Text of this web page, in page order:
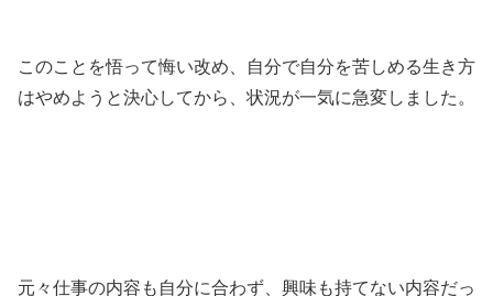
このことを悟って悔い改め、自分で自分を苦しめる生き方
はやめようと決心してから、状況が一気に急変しました。
元々仕事の内容も自分に合わず、興味も持てない内容だっ